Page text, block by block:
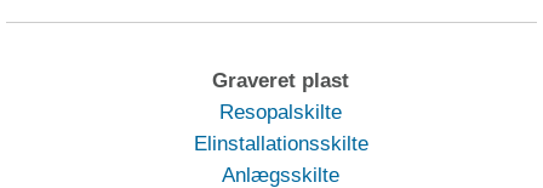
Graveret plast
Resopalskilte
Elinstallationsskilte
Anlægsskilte